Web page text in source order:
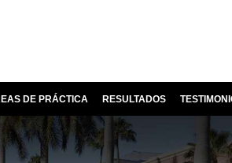
DE PRÁCTICA RESULTADOS